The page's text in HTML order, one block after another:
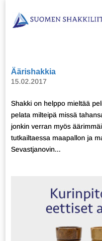
Äärishakkia
15.02.2017
Shakki on helppo mieltää
pelata milteipä missä
jonkin verran myös
tutkailtaessa maapallon ja
Sevastjanovin...